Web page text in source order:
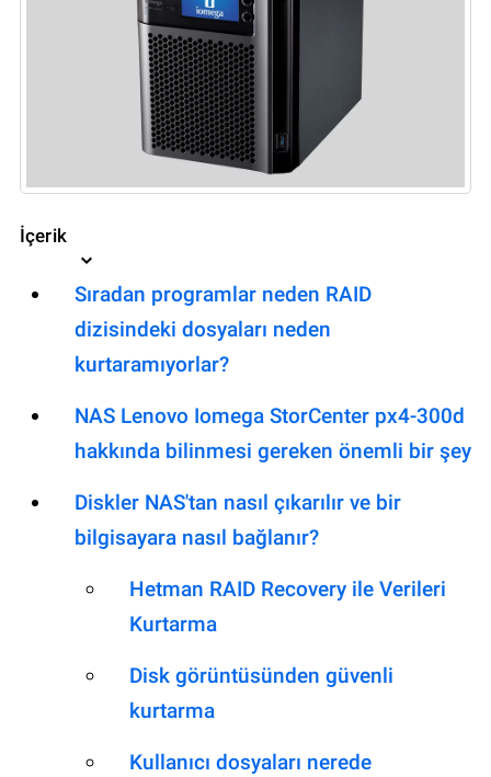
İçerik
Sıradan programlar neden RAID
dizisindeki dosyaları neden
kurtaramıyorlar?
NAS Lenovo Iomega StorCenter px4-300d
hakkında bilinmesi gereken önemli bir şey
Diskler NAS'tan nasıl çıkarılır ve bir
bilgisayara nasıl bağlanır?
Hetman RAID Recovery ile Verileri
Kurtarma
Disk görüntüsünden güvenli
kurtarma
Kullanıcı dosyaları nerede